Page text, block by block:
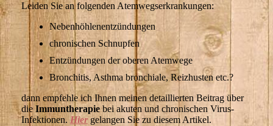
Leiden Sie an folgenden Atemwegserkrankungen:
Nebenhöhlenentzündungen
chronischen Schnupfen
Entzündungen der oberen Atemwege
Bronchitis, Asthma bronchiale, Reizhusten etc.?
dann empfehle ich Ihnen meinen detaillierten Beitrag über
dieImmuntherapiebei akuten und chronischen Virus-
Infektionen.Hiergelangen Sie zu diesem Artikel.